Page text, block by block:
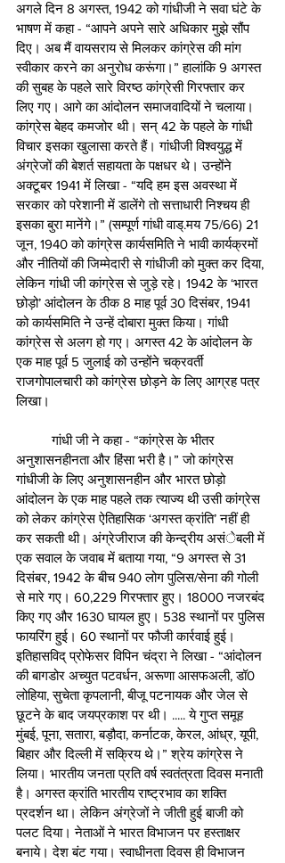
अगले दिन 8 अगस्त, 1942 को गांधीजी ने सवा घंटे के
भाषण में कहा - “आपने अपने सारे अधिकार मुझे सौंप
दिए। अब मैं वायसराय से मिलकर कांग्रेस की मांग
स्वीकार करने का अनुरोध करूंगा।” हालांकि 9 अगस्त
की सुबह के पहले सारे विरष्ठ कांग्रेसी गिरफ्तार कर
लिए गए। आगे का आंदोलन समाजवादियों ने चलाया।
कांग्रेस बेहद कमजोर थी। सन् 42 के पहले के गांधी
विचार इसका खुलासा करते हैं। गांधीजी विश्वयुद्ध में
अंग्रेजों की बेशर्त सहायता के पक्षधर थे। उन्होंने
अक्टूबर 1941 में लिखा - “यदि हम इस अवस्था में
सरकार को परेशानी में डालेंगे तो सत्ताधारी निश्चय ही
इसका बुरा मानेंगे।” (सम्पूर्ण गांधी वाड्.मय 75/66) 21
जून, 1940 को कांग्रेस कार्यसमिति ने भावी कार्यक्रमों
और नीतियों की जिम्मेदारी से गांधीजी को मुक्त कर दिया,
लेकिन गांधी जी कांग्रेस से जुड़े रहे। 1942 के ‘भारत
छोड़ो’ आंदोलन के ठीक 8 माह पूर्व 30 दिसंबर, 1941
को कार्यसमिति ने उन्हें दोबारा मुक्त किया। गांधी
कांग्रेस से अलग हो गए। अगस्त 42 के आंदोलन के
एक माह पूर्व 5 जुलाई को उन्होंने चक्रवर्ती
राजगोपालचारी को कांग्रेस छोड़ने के लिए आग्रह पत्र
लिखा।
	गांधी जी ने कहा - “कांग्रेस के भीतर
अनुशासनहीनता और हिंसा भरी है।” जो कांग्रेस
गांधीजी के लिए अनुशासनहीन और भारत छोड़ो
आंदोलन के एक माह पहले तक त्याज्य थी उसी कांग्रेस
को लेकर कांग्रेस ऐतिहासिक ‘अगस्त क्रांति’ नहीं ही
कर सकती थी। अंग्रेजीराज की केन्द्रीय असंेबली में
एक सवाल के जवाब में बताया गया, “9 अगस्त से 31
दिसंबर, 1942 के बीच 940 लोग पुलिस/सेना की गोली
से मारे गए। 60,229 गिरफ्तार हुए। 18000 नजरबंद
किए गए और 1630 घायल हुए। 538 स्थानों पर पुलिस
फायरिंग हुई। 60 स्थानों पर फौजी कार्रवाई हुई।
इतिहासविद् प्रोफेसर विपिन चंद्रा ने लिखा - “आंदोलन
की बागडोर अच्युत पटवर्धन, अरूणा आसफअली, डॉ0
लोहिया, सुचेता कृपलानी, बीजू पटनायक और जेल से
छूटने के बाद जयप्रकाश पर थी। ..... ये गुप्त समूह
मुंबई, पूना, सतारा, बड़ौदा, कर्नाटक, केरल, आंध्र, यूपी,
बिहार और दिल्ली में सक्रिय थे।” श्रेय कांग्रेस ने
लिया। भारतीय जनता प्रति वर्ष स्वतंत्रता दिवस मनाती
है। अगस्त क्रांति भारतीय राष्ट्रभाव का शक्ति
प्रदर्शन था। लेकिन अंग्रेजों ने जीती हुई बाजी को
पलट दिया। नेताओं ने भारत विभाजन पर हस्ताक्षर
बनाये। देश बंट गया। स्वाधीनता दिवस ही विभाजन